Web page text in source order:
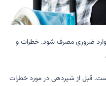
موارد ضروری مصرف شود. خطرات و
قبل از شیردهی در مورد خطرات